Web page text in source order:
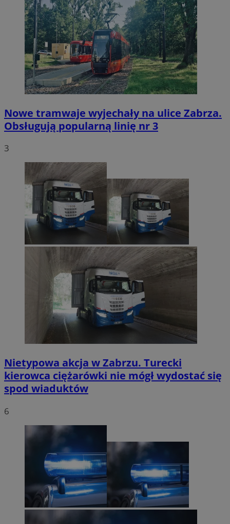
Nowe tramwaje wyjechały na ulice Zabrza.
Obsługują popularną linię nr 3
3
Nietypowa akcja w Zabrzu. Turecki
kierowca ciężarówki nie mógł wydostać się
spod wiaduktów
6